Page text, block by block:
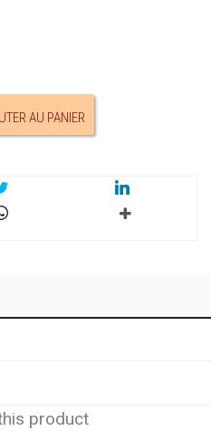
AU PANIER
product